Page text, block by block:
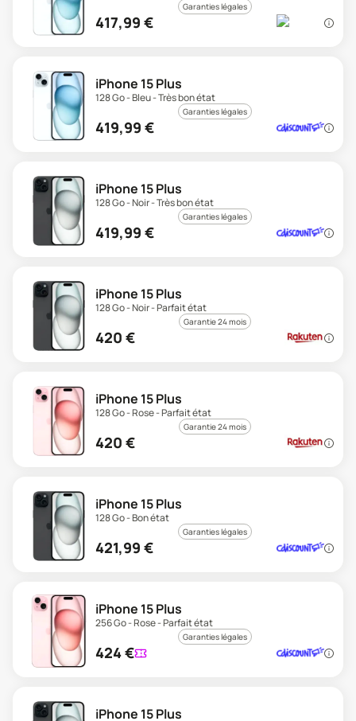
Garanties légales
417,99 €
iPhone 15 Plus
128 Go - Bleu - Très bon état
Garanties légales
419,99 €
iPhone 15 Plus
128 Go - Noir - Très bon état
Garanties légales
419,99 €
iPhone 15 Plus
128 Go - Noir - Parfait état
Garantie 24 mois
420 €
iPhone 15 Plus
128 Go - Rose - Parfait état
Garantie 24 mois
420 €
iPhone 15 Plus
128 Go - Bon état
Garanties légales
421,99 €
iPhone 15 Plus
256 Go - Rose - Parfait état
Garanties légales
424€
iPhone 15 Plus